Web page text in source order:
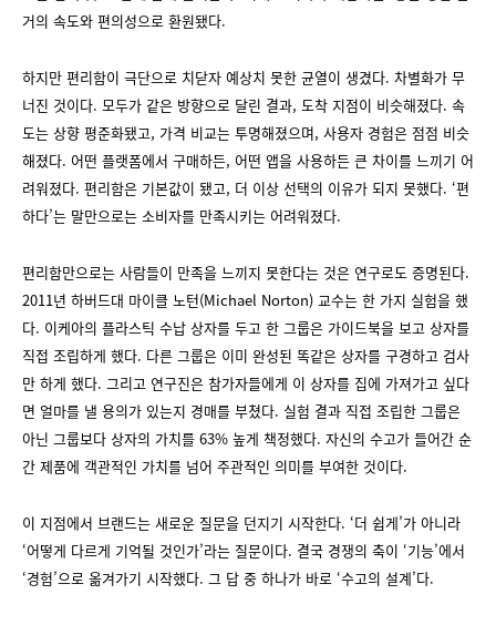
거의 속도와 편의성으로 환원됐다.
하지만 편리함이 극단으로 치닫자 예상치 못한 균열이 생겼다. 차별화가 무
너진 것이다. 모두가 같은 방향으로 달린 결과, 도착 지점이 비슷해졌다. 속
도는 상향 평준화됐고, 가격 비교는 투명해졌으며, 사용자 경험은 점점 비슷
해졌다. 어떤 플랫폼에서 구매하든, 어떤 앱을 사용하든 큰 차이를 느끼기 어
려워졌다. 편리함은 기본값이 됐고, 더 이상 선택의 이유가 되지 못했다. ‘편
하다’는 말만으로는 소비자를 만족시키는 어려워졌다.
편리함만으로는 사람들이 만족을 느끼지 못한다는 것은 연구로도 증명된다.
2011년 하버드대 마이클 노턴(Michael Norton) 교수는 한 가지 실험을 했
다. 이케아의 플라스틱 수납 상자를 두고 한 그룹은 가이드북을 보고 상자를
직접 조립하게 했다. 다른 그룹은 이미 완성된 똑같은 상자를 구경하고 검사
만 하게 했다. 그리고 연구진은 참가자들에게 이 상자를 집에 가져가고 싶다
면 얼마를 낼 용의가 있는지 경매를 부쳤다. 실험 결과 직접 조립한 그룹은
아닌 그룹보다 상자의 가치를 63% 높게 책정했다. 자신의 수고가 들어간 순
간 제품에 객관적인 가치를 넘어 주관적인 의미를 부여한 것이다.
이 지점에서 브랜드는 새로운 질문을 던지기 시작한다. ‘더 쉽게’가 아니라
‘어떻게 다르게 기억될 것인가’라는 질문이다. 결국 경쟁의 축이 ‘기능’에서
‘경험’으로 옮겨가기 시작했다. 그 답 중 하나가 바로 ‘수고의 설계’다.